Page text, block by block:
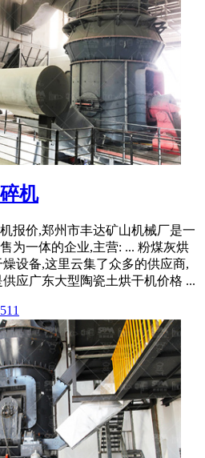
机
报价,郑州市丰达矿山机械厂是一
为一体的企业,主营: ... 粉煤灰烘
设备,这里云集了众多的供应商,
应广东大型陶瓷土烘干机价格 ...